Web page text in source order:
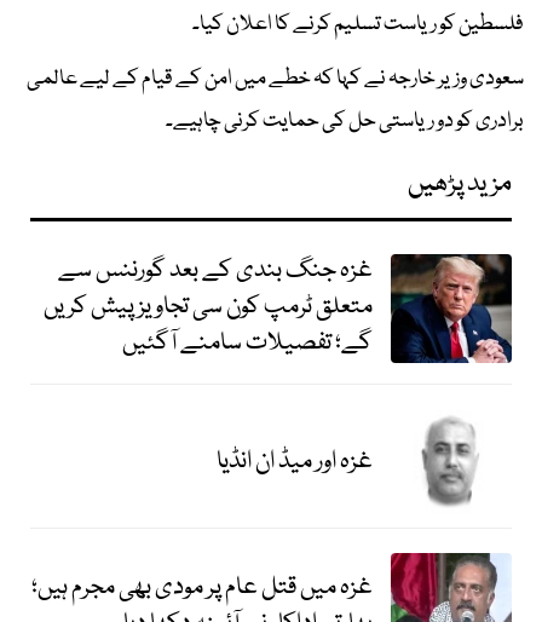
فلسطین کو ریاست تسلیم کرنے کا اعلان کیا۔
سعودی وزیر خارجہ نے کہا کہ خطے میں امن کے قیام کے لیے عالمی
برادری کو دو ریاستی حل کی حمایت کرنی چاہیے۔
مزید پڑھیں
غزہ جنگ بندی کے بعد گورننس سے
متعلق ٹرمپ کون سی تجاویز پیش کریں
گے؛ تفصیلات سامنے آگئیں
غزہ اور میڈ ان انڈیا
غزہ میں قتل عام پر مودی بھی مجرم ہیں؛